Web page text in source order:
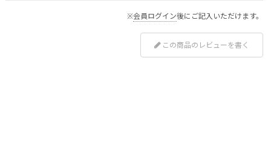
※会員ログイン後にご記入いただけます。
この商品のレビューを書く